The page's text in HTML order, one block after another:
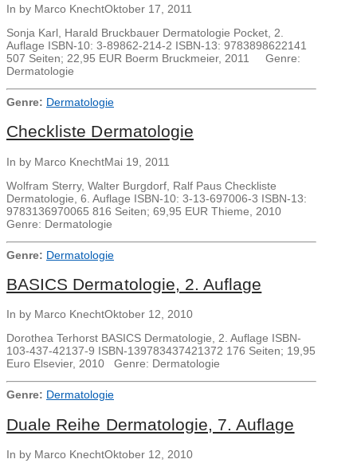
In by Marco KnechtOktober 17, 2011
Sonja Karl, Harald Bruckbauer Dermatologie Pocket, 2.
Auflage ISBN-10: 3-89862-214-2 ISBN-13: 9783898622141
507 Seiten; 22,95 EUR Boerm Bruckmeier, 2011 Genre:
Dermatologie
Genre: Dermatologie
Checkliste Dermatologie
In by Marco KnechtMai 19, 2011
Wolfram Sterry, Walter Burgdorf, Ralf Paus Checkliste
Dermatologie, 6. Auflage ISBN-10: 3-13-697006-3 ISBN-13:
9783136970065 816 Seiten; 69,95 EUR Thieme, 2010
Genre: Dermatologie
Genre: Dermatologie
BASICS Dermatologie, 2. Auflage
In by Marco KnechtOktober 12, 2010
Dorothea Terhorst BASICS Dermatologie, 2. Auflage ISBN-
103-437-42137-9 ISBN-139783437421372 176 Seiten; 19,95
Euro Elsevier, 2010 Genre: Dermatologie
Genre: Dermatologie
Duale Reihe Dermatologie, 7. Auflage
In by Marco KnechtOktober 12, 2010